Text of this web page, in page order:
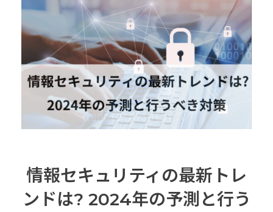
情報セキュリティの最新トレ
ンドは? 2024年の予測と行う